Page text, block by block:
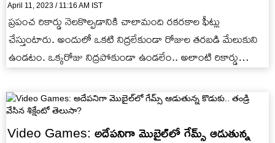
April 11, 2023 / 11:16 AM IST
ప్రపంచ రికార్డు నెలకొల్పడానికి చాలామంది రకరకాల ఫీట్లు
చేస్తుంటారు. అందులో ఒకటి నిద్రలేకుండా రోజుల తరబడి మేలుకుని
ఉండటం. ఒక్కరోజు నిద్రపోకుండా ఉండలేం.. అలాంటి రికార్డు
Video Games: అదేపనిగా మొబైల్‌లో గేమ్స్ ఆడుతున్న